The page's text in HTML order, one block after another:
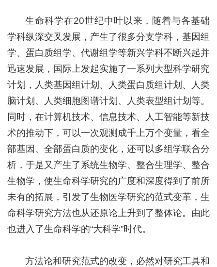
生命科学在20世纪中叶以来，随着与各基础
学科纵深交叉发展，产生了很多分支学科，基因组
学、蛋白质组学、代谢组学等新兴学科不断兴起并
迅速发展，国际上发起实施了一系列大型科学研究
计划，人类基因组计划、人类蛋白质组计划、人类
脑计划、人类细胞图谱计划、人类表型组计划等。
同时，在计算机技术、信息技术、人工智能等新技
术的推动下，可以一次观测成千上万个变量，看全
部基因、全部蛋白质的变化，还可以多组学联合分
析，于是又产生了系统生物学、整合生理学、整合
生物学，使生命科学研究的广度和深度得到了前所
未有的拓展，引发了生物医学研究的范式变革，生
命科学研究方法也从还原论上升到了整体论。由此
也进入了生命科学的“大科学”时代。
方法论和研究范式的改变，必然对研究工具和